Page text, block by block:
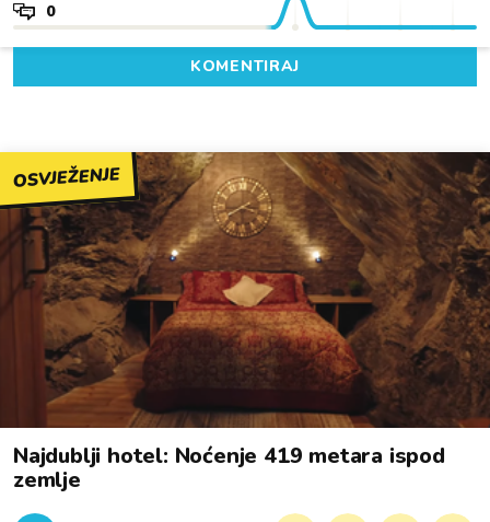
0
KOMENTIRAJ
OSVJEŽENJE
Najdublji hotel: Noćenje 419 metara ispod
zemlje